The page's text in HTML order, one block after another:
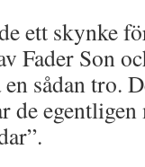
ett skynke
Fader Son
sådan tro.
de